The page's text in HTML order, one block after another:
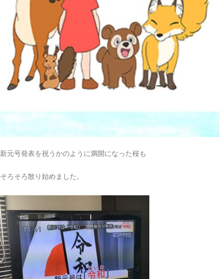
新元号発表を祝うかのように満開になった桜も
そろそろ散り始めました。